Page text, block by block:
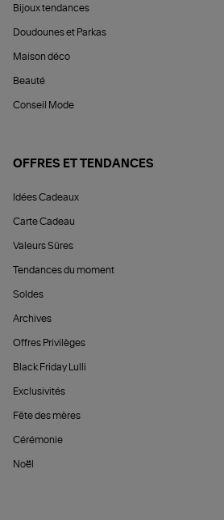
Bijoux tendances
Doudounes et Parkas
Maison déco
Beauté
Conseil Mode
OFFRES ET TENDANCES
Idées Cadeaux
Carte Cadeau
Valeurs Sûres
Tendances du moment
Soldes
Archives
Offres Privilèges
Black Friday Lulli
Exclusivités
Fête des mères
Cérémonie
Noël